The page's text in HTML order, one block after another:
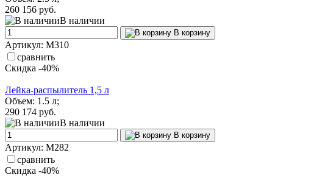
260 156 руб.
В наличии
В корзину
Артикул: М310
сравнить
Скидка -40%
Лейка-распылитель 1,5 л
Объем: 1.5 л;
290 174 руб.
В наличии
В корзину
Артикул: М282
сравнить
Скидка -40%